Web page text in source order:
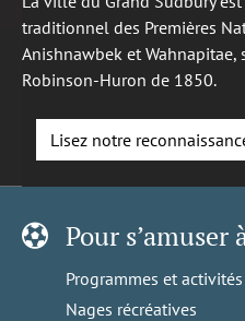
traditionnel des Premières
Anishnawbek et Wahnapitae,
Robinson-Huron de 1850.
Lisez notre
Pour s’amuser
Programmes et activités
Nages récréatives